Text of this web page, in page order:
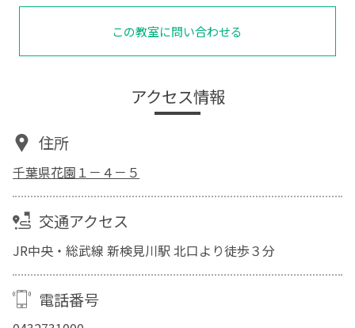
この教室に問い合わせる
アクセス情報
住所
千葉県花園１－４－５
交通アクセス
JR中央・総武線 新検見川駅 北口より徒歩３分
電話番号